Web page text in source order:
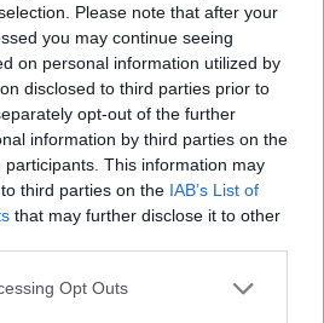
Please note that after your
you may continue seeing
on personal information utilized by
disclosed to third parties prior to
opt-out of the further
information by third parties on the
participants. This information may
third parties on the IAB’s List of
that may further disclose it to other
Opt Outs
fizetünk a boltokban:
bérek?
utazók gyakran úgy érzik, hogy
alacsonyabbak, mint